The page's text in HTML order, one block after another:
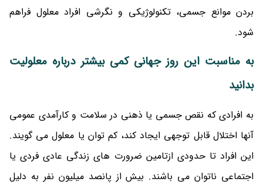
بردن موانع جسمی، تکنولوژیکی و نگرشی افراد معلول فراهم
شود.
به مناسبت این روز جهانی کمی بیشتر درباره معلولیت
بدانید
به افرادی که نقص جسمی یا ذهنی در سلامت و کارآمدی عمومی
آنها اختلال قابل توجهی ایجاد کند، کم توان یا معلول می گویند.
این افراد تا حدودی ازتامین ضرورت های زندگی عادی فردی یا
اجتماعی ناتوان می باشند. بیش از پانصد میلیون نفر به دلیل